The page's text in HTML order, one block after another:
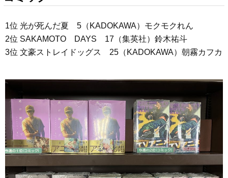
1位 光が死んだ夏 5（KADOKAWA）モクモクれん
2位 SAKAMOTO DAYS 17（集英社）鈴木祐斗
3位 文豪ストレイドッグス 25（KADOKAWA）朝霧カフカ